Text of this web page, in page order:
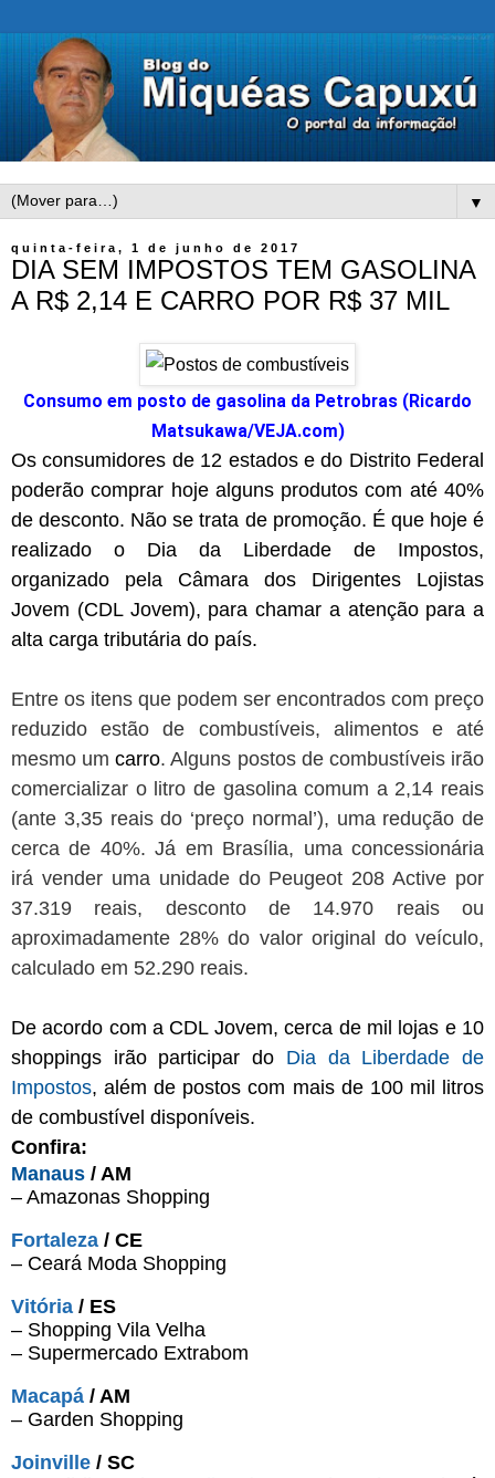
▼
quinta-feira, 1 de junho de 2017
DIA SEM IMPOSTOS TEM GASOLINA
A R$ 2,14 E CARRO POR R$ 37 MIL
Consumo em posto de gasolina da Petrobras (Ricardo
Matsukawa/VEJA.com)
Os consumidores de 12 estados e do Distrito Federal
poderão comprar hoje alguns produtos com até 40%
de desconto. Não se trata de promoção. É que hoje é
realizado o
Dia da Liberdade de Impostos,
organizado pela
Câmara dos Dirigentes Lojistas
Jovem (CDL Jovem), para chamar a atenção para a
alta carga tributária do país.
Entre os itens que podem ser encontrados com preço
reduzido estão de
combustíveis, alimentos e até
mesmo um carro. Alguns postos de combustíveis irão
comercializar o litro de gasolina comum a 2,14 reais
(ante 3,35 reais do ‘preço normal’), uma redução de
cerca de 40%. Já em Brasília, uma concessionária
irá vender uma unidade do Peugeot 208 Active por
37.319 reais, desconto de 14.970 reais ou
aproximadamente 28% do valor original do veículo,
calculado em 52.290 reais.
De acordo com a CDL Jovem, cerca de mil lojas e 10
shoppings irão participar do Dia da Liberdade de
Impostos, além de postos com mais de 100 mil litros
de combustível disponíveis.
Confira:
Manaus / AM
– Amazonas Shopping
Fortaleza / CE
– Ceará Moda Shopping
Vitória / ES
– Shopping Vila Velha
– Supermercado Extrabom
Macapá / AM
– Garden Shopping
Joinville / SC